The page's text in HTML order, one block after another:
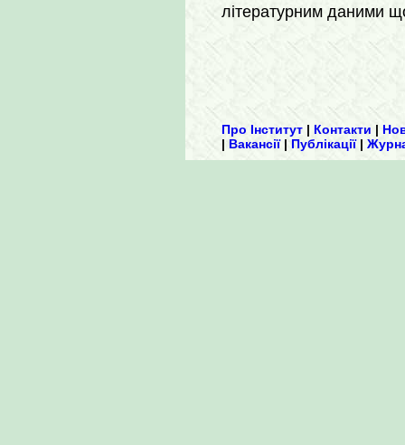
літературним даними
Про Інститут | Контакти |
| Вакансії| Публікації|